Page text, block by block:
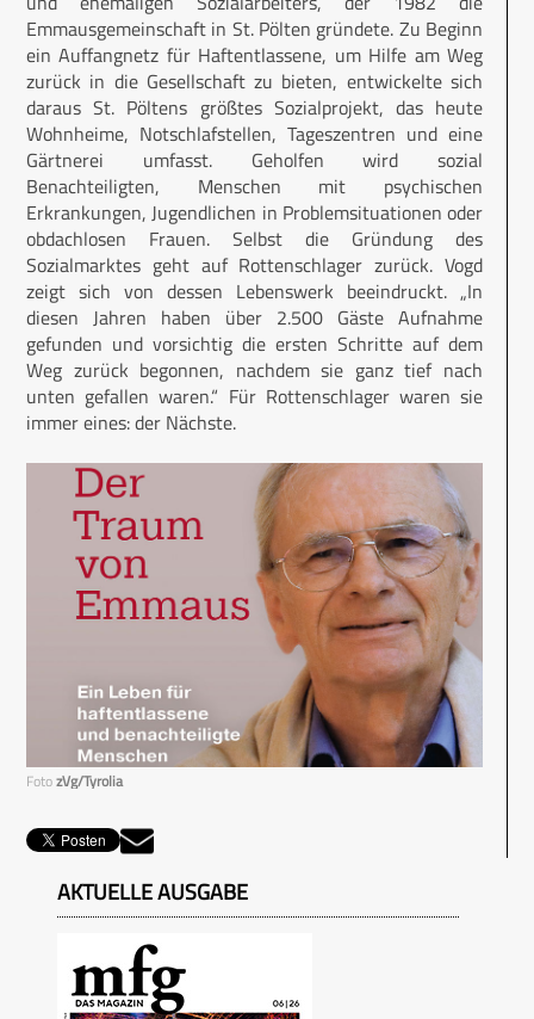
Emmausgemeinschaft in St. Pölten gründete. Zu Beginn
ein Auffangnetz für Haftentlassene, um Hilfe am Weg
zurück in die Gesellschaft zu bieten, entwickelte sich
daraus St. Pöltens größtes Sozialprojekt, das heute
Wohnheime, Notschlafstellen, Tageszentren und eine
Gärtnerei umfasst. Geholfen wird sozial
Benachteiligten, Menschen mit psychischen
Erkrankungen, Jugendlichen in Problemsituationen oder
obdachlosen Frauen. Selbst die Gründung des
Sozialmarktes geht auf Rottenschlager zurück. Vogd
zeigt sich von dessen Lebenswerk beeindruckt. „In
diesen Jahren haben über 2.500 Gäste Aufnahme
gefunden und vorsichtig die ersten Schritte auf dem
Weg zurück begonnen, nachdem sie ganz tief nach
unten gefallen waren.“ Für Rottenschlager waren sie
immer eines: der Nächste.
FotozVg/Tyrolia
AKTUELLE AUSGABE